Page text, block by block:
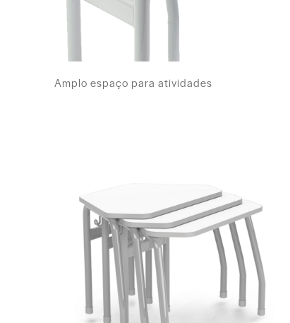
Amplo espaço para atividades